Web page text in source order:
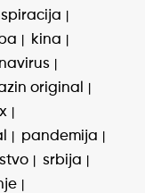
kina
original
pandemija
srbija